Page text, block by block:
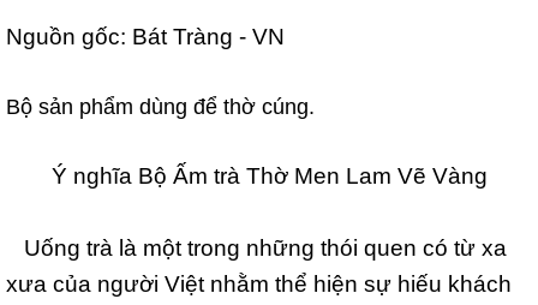
Nguồn gốc: Bát Tràng - VN
Bộ sản phẩm dùng để thờ cúng.
Ý nghĩa Bộ Ấm trà Thờ Men Lam Vẽ Vàng
Uống trà là một trong những thói quen có từ xa
xưa của người Việt nhằm thể hiện sự hiếu khách